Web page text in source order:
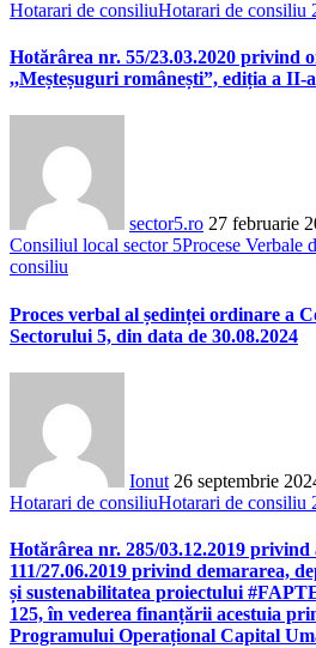
Hotarari de consiliuHotarari de consiliu
Hotărârea nr. 55/23.03.2020 privind
,,Meșteșuguri românești”, ediția a II-a
sector5.ro 27 februarie
Consiliul local sector 5Procese Verbale
consiliu
Proces verbal al ședinței ordinare a
Sectorului 5, din data de 30.08.2024
Ionut 26 septembrie
Hotarari de consiliuHotarari de consiliu
Hotărârea nr. 285/03.12.2019
111/27.06.2019 privind demararea,
și sustenabilitatea proiectului
125, în vederea finanțării acestuia
Programului Operațional Capital